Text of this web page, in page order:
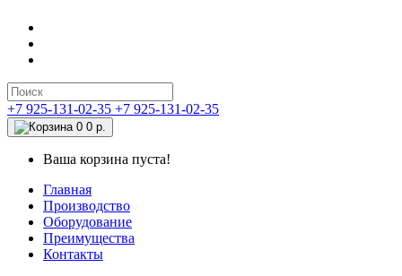
+7 925-131-02-35 +7 925-131-02-35
0 0 р.
Ваша корзина пуста!
Главная
Производство
Оборудование
Преимущества
Контакты